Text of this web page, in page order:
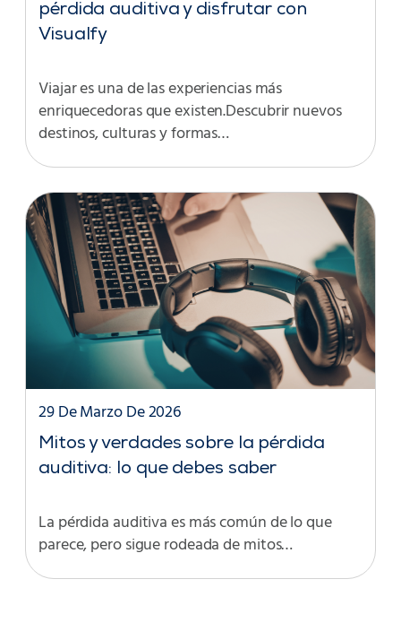
pérdida auditiva y disfrutar con
Visualfy
Viajar es una de las experiencias más
enriquecedoras que existen.Descubrir nuevos
destinos, culturas y formas…
Mitos y verdades sobre la pérdida
auditiva: lo que debes saber
29 De Marzo De 2026
La pérdida auditiva es más común de lo que
parece, pero sigue rodeada de mitos…